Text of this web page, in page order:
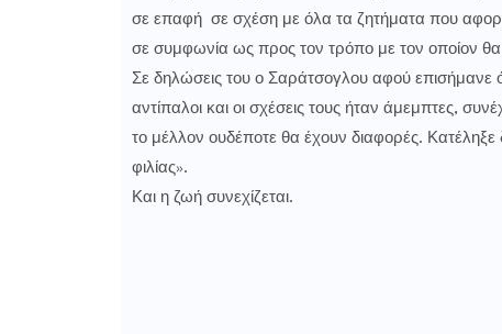
σε επαφή σε σχέση με όλα τα ζητήματα που
σε συμφωνία ως προς τον τρόπο με τον οποίον θα
Σε δηλώσεις του ο Σαράτσογλου αφού επισήμανε
αντίπαλοι και οι σχέσεις τους ήταν άμεμπτες,
το μέλλον ουδέποτε θα έχουν διαφορές.
φιλίας».
Και η ζωή συνεχίζεται.